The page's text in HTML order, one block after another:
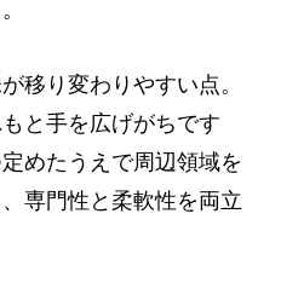
移り変わりやすい点。
と手を広げがちです
めたうえで周辺領域を
専門性と柔軟性を両立